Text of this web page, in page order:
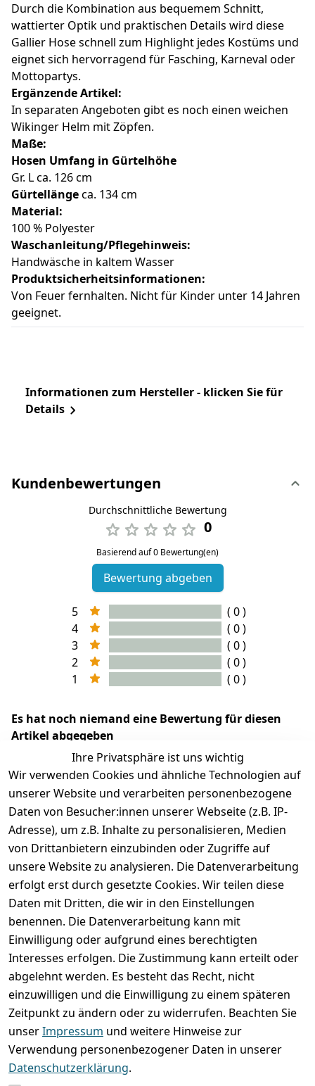
Durch die Kombination aus bequemem Schnitt,
wattierter Optik und praktischen Details wird diese
Gallier Hose schnell zum Highlight jedes Kostüms und
eignet sich hervorragend für Fasching, Karneval oder
Mottopartys.
Ergänzende Artikel:
In separaten Angeboten gibt es noch einen weichen
Wikinger Helm mit Zöpfen.
Maße:
Hosen Umfang in Gürtelhöhe
Gr. L ca. 126 cm
Gürtellängeca. 134 cm
Material:
100 % Polyester
Waschanleitung/Pflegehinweis:
Handwäsche in kaltem Wasser
Produktsicherheitsinformationen:
Von Feuer fernhalten. Nicht für Kinder unter 14 Jahren
geeignet.
Informationen zum Hersteller - klicken Sie für
Details
Kundenbewertungen
Durchschnittliche Bewertung
0
Basierend auf 0 Bewertung(en)
Bewertung abgeben
5
( 0 )
4
( 0 )
3
( 0 )
2
( 0 )
1
( 0 )
Es hat noch niemand eine Bewertung für diesen
Artikel abgegeben
Ihre Privatsphäre ist uns wichtig
Wir verwenden Cookies und ähnliche Technologien auf
unserer Website und verarbeiten personenbezogene
Daten von Besucher:innen unserer Webseite (z.B. IP-
Adresse), um z.B. Inhalte zu personalisieren, Medien
von Drittanbietern einzubinden oder Zugriffe auf
unsere Website zu analysieren. Die Datenverarbeitung
erfolgt erst durch gesetzte Cookies. Wir teilen diese
Daten mit Dritten, die wir in den Einstellungen
benennen. Die Datenverarbeitung kann mit
Einwilligung oder aufgrund eines berechtigten
Interesses erfolgen. Die Zustimmung kann erteilt oder
abgelehnt werden. Es besteht das Recht, nicht
einzuwilligen und die Einwilligung zu einem späteren
Zeitpunkt zu ändern oder zu widerrufen. Beachten Sie
unserImpressum und weitere Hinweise zur
Verwendung personenbezogener Daten in unserer
Datenschutzerklärung.
Rechtliches
Impressum
Datenschutze
rklärung
Batterieentsor
gung
Widerrufsrec
Services
Kontakt
Registrieren
Zahlung und
Versand
Umtausch /
Reklamation
Wir
versenden
mit
Folgt uns
gern auf
Zahle
bequem per